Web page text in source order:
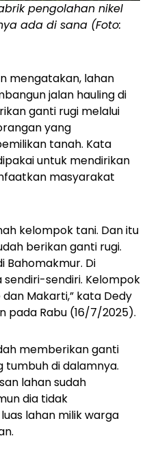
pengolahan nikel
ada di sana (Foto:
mengatakan, lahan
jalan hauling di
ganti rugi melalui
yang
tanah. Kata
untuk mendirikan
masyarakat
kelompok tani. Dan itu
berikan ganti rugi.
Bahomakmur. Di
sendiri. Kelompok
Makarti,” kata Dedy
pada Rabu (16/7/2025).
memberikan ganti
di dalamnya.
lahan sudah
dia tidak
lahan milik warga